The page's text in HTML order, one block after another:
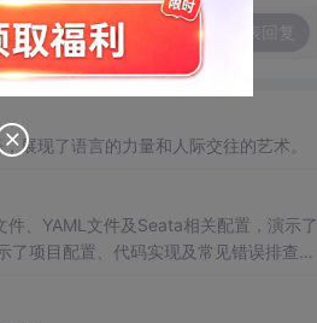
展现了语言的力量和人际交往的艺术。
、YAML文件及Seata相关配置，演示了
项目配置、代码实现及常见错误排查方